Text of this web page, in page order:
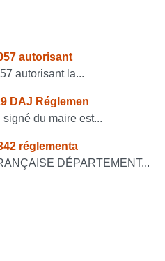
autorisant
autorisant la...
DAJ Réglemen
signé du maire est...
réglementa
DÉPARTEMENT...